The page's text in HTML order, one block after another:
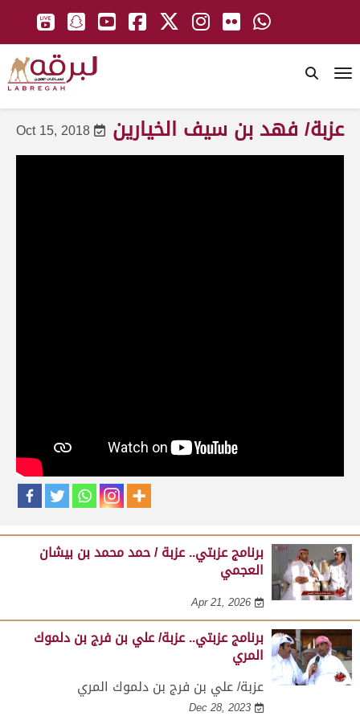
برنامج عزبتي.. عزبة / جبر بن شمسان الرمزاني
النعيمي
برنامج عزبتي.. عزبة / حمد محمد بن بيشان
العجمي
Apr 21, 2026
برنامج عزبتي.. عزبة/ علي بن فرج بن دلموك
المري
عزبة/ علي بن فرج بن دلموك المري
Dec 28, 2023
Oct 15, 2018 عزبة/ فهد بن سيف الخيارين